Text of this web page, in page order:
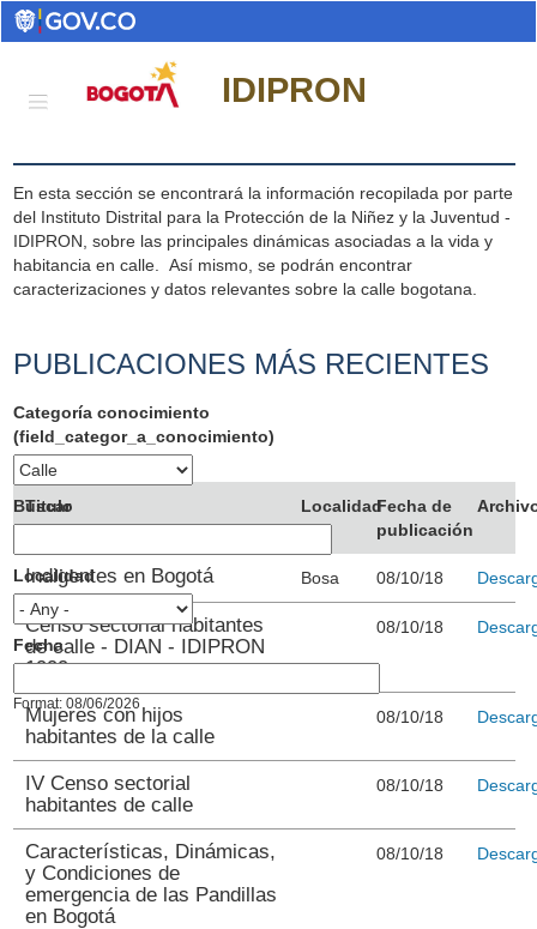
IDIPRON
Conocimiento Idipron
Calle
En esta sección se encontrará la información recopilada por parte
del Instituto Distrital para la Protección de la Niñez y la Juventud -
IDIPRON, sobre las principales dinámicas asociadas a la vida y
habitancia en calle. Así mismo, se podrán encontrar
caracterizaciones y datos relevantes sobre la calle bogotana.
PUBLICACIONES MÁS RECIENTES
Titulo LocalidadFecha de
publicación
Categoría conocimiento
(field_categor_a_conocimiento)
Buscar
Localidad
Fecha
Format: 08/06/2026
Indigentes en Bogotá Bosa 08/10/18
Censo sectorial habitantes
de calle - DIAN - IDIPRON
1999
08/10/18
Mujeres con hijos
habitantes de la calle
08/10/18
IV Censo sectorial
habitantes de calle
08/10/18
Características, Dinámicas,
y Condiciones de
emergencia de las Pandillas
en Bogotá
08/10/18
Pages